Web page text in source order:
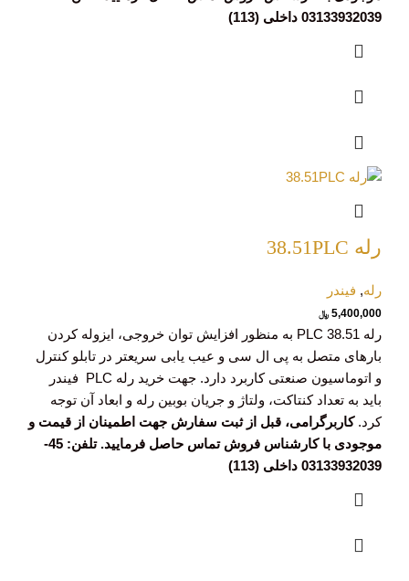
03133932039 داخلی (113)
رله 38.51PLC
رله, فیندر
5,400,000 ﷼
رله PLC 38.51 به منظور افزایش توان خروجی، ایزوله کردن
بارهای متصل به پی ال سی و عیب یابی سریعتر در تابلو کنترل
و اتوماسیون صنعتی کاربرد دارد. جهت خرید رله PLC فیندر
باید به تعداد کنتاکت، ولتاژ و جریان بوبین رله و ابعاد آن توجه
کرد.کاربرگرامی، قبل از ثبت سفارش جهت اطمینان از قیمت و
موجودی با کارشناس فروش تماس حاصل فرمایید. تلفن: 45-
03133932039 داخلی (113)